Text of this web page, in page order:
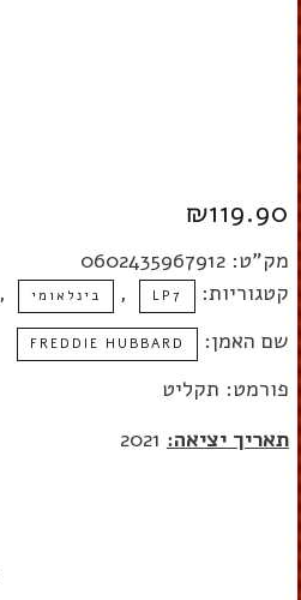
₪119.90
מק"ט: 0602435967912
קטגוריות:
LP7
, בינלאומי ,
שם האמן: FREDDIE HUBBARD
פורמט: תקליט
תאריך יציאה:2021